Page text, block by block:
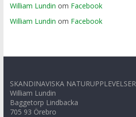
William Lundin om Facebook
William Lundin om Facebook
SKANDINAVISKA NATURUPPLEVELSER
William Lundin
Baggetorp Lindbacka
705 93 Örebro